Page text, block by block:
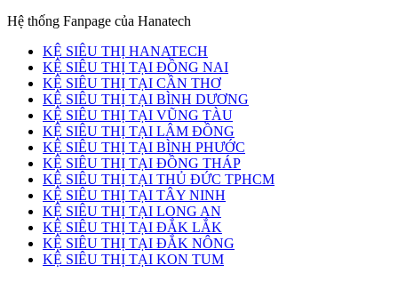
Hệ thống Fanpage của Hanatech
KỆ SIÊU THỊ HANATECH
KỆ SIÊU THỊ TẠI ĐỒNG NAI
KỆ SIÊU THỊ TẠI CẦN THƠ
KỆ SIÊU THỊ TẠI BÌNH DƯƠNG
KỆ SIÊU THỊ TẠI VŨNG TÀU
KỆ SIÊU THỊ TẠI LÂM ĐỒNG
KỆ SIÊU THỊ TẠI BÌNH PHƯỚC
KỆ SIÊU THỊ TẠI ĐỒNG THÁP
KỆ SIÊU THỊ TẠI THỦ ĐỨC TPHCM
KỆ SIÊU THỊ TẠI TÂY NINH
KỆ SIÊU THỊ TẠI LONG AN
KỆ SIÊU THỊ TẠI ĐẮK LẮK
KỆ SIÊU THỊ TẠI ĐẮK NÔNG
KỆ SIÊU THỊ TẠI KON TUM